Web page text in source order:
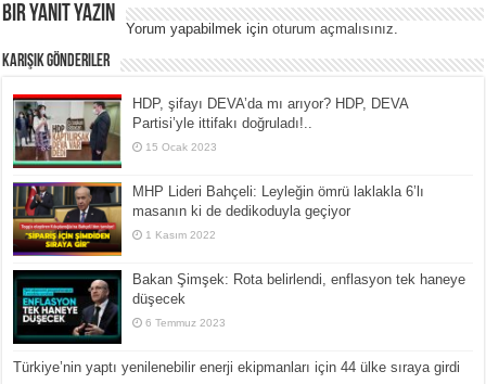
Bir yanıt yazın
Yorum yapabilmek içinoturum açmalısınız
Karışık Gönderiler
HDP, şifayı DEVA’da mı arıyor? HDP, DEVA
Partisi’yle ittifakı doğruladı!..
15 Ocak 2023
MHP Lideri Bahçeli: Leyleğin ömrü laklakla 6’lı
masanın ki de dedikoduyla geçiyor
1 Kasım 2022
Bakan Şimşek: Rota belirlendi, enflasyon tek haneye
düşecek
6 Temmuz 2023
Türkiye’nin yaptı yenilenebilir enerji ekipmanları için 44 ülke sıraya girdi